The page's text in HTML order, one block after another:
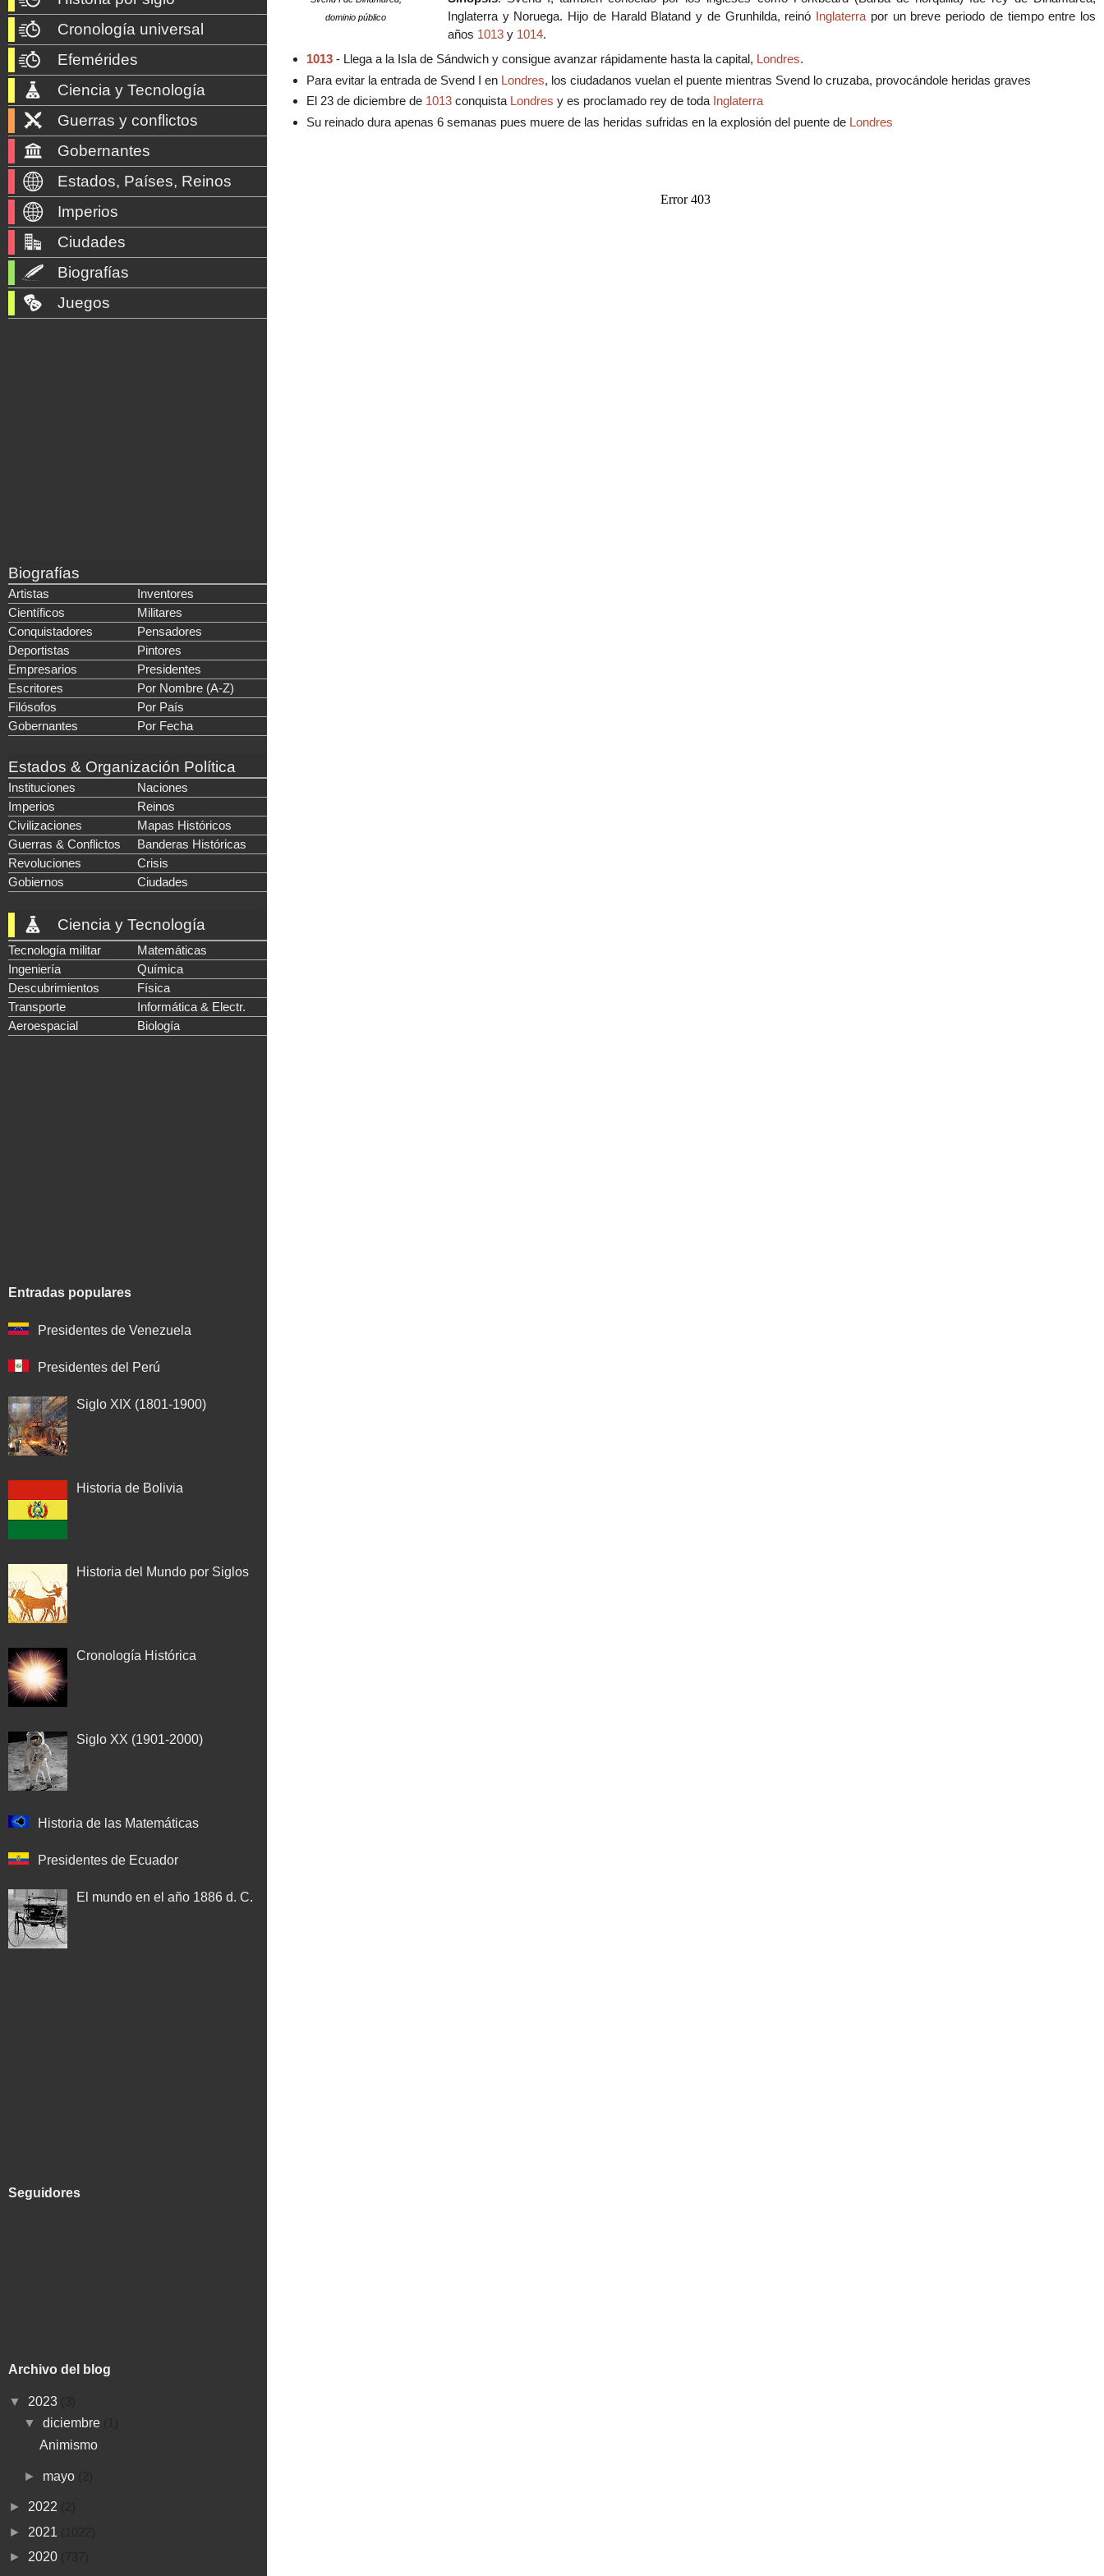
dominio público
Inglaterra y Noruega. Hijo de Harald Blatand y de Grunhilda, reinó Inglaterra por un breve periodo de tiempo entre los
años 1013 y 1014.
1013 - Llega a la Isla de Sándwich y consigue avanzar rápidamente hasta la capital, Londres.
Para evitar la entrada de Svend I en Londres, los ciudadanos vuelan el puente mientras Svend lo cruzaba, provocándole heridas graves
El 23 de diciembre de 1013conquista Londres y es proclamado rey de toda Inglaterra
Su reinado dura apenas 6 semanas pues muere de las heridas sufridas en la explosión del puente de Londres
Cronología universal
Efemérides
Ciencia y Tecnología
Guerras y conflictos
Gobernantes
Estados, Países, Reinos
Imperios
Ciudades
Biografías
Juegos
Biografías
Artistas
Inventores
Científicos
Militares
Conquistadores
Pensadores
Deportistas
Pintores
Empresarios
Presidentes
Escritores
Por Nombre (A-Z)
Filósofos
Por País
Gobernantes
Por Fecha
Estados & Organización Política
Instituciones
Naciones
Imperios
Reinos
Civilizaciones
Mapas Históricos
Guerras & Conflictos
Banderas Históricas
Revoluciones
Crisis
Gobiernos
Ciudades
Ciencia y Tecnología
Tecnología militar
Matemáticas
Ingeniería
Química
Descubrimientos
Física
Transporte
Informática & Electr.
Aeroespacial
Biología
Entradas populares
Presidentes de Venezuela
Presidentes del Perú
Siglo XIX (1801-1900)
Historia de Bolivia
Historia del Mundo por Siglos
Cronología Histórica
Siglo XX (1901-2000)
Historia de las Matemáticas
Presidentes de Ecuador
El mundo en el año 1886 d. C.
Seguidores
Archivo del blog
▼ 2023
▼ diciembre
Animismo
► mayo
► 2022
► 2021
► 2020